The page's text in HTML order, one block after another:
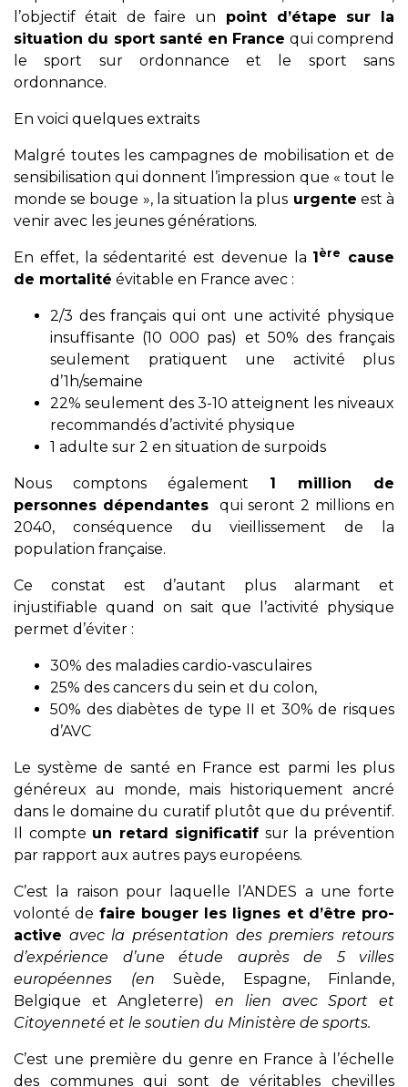
l’objectif était de faire un point d’étape sur la
situation du sport santé en France qui comprend
le sport sur ordonnance et le sport sans
ordonnance.
En voici quelques extraits
Malgré toutes les campagnes de mobilisation et de
sensibilisation qui donnent l’impression que « tout le
monde se bouge », la situation la plus urgente est à
venir avec les jeunes générations.
En effet, la sédentarité est devenue la 1ère
cause
de mortalité évitable en France avec :
2/3 des français qui ont une activité physique
insuffisante (10 000 pas) et 50% des français
seulement pratiquent une activité plus
d’1h/semaine
22% seulement des 3-10 atteignent les niveaux
recommandés d’activité physique
1 adulte sur 2 en situation de surpoids
Nous comptons également 1 million de
personnes dépendantesqui seront 2 millions en
2040, conséquence du vieillissement de la
population française.
Ce constat est d’autant plus alarmant et
injustifiable quand on sait que l’activité physique
permet d’éviter :
30% des maladies cardio-vasculaires
25% des cancers du sein et du colon,
50% des diabètes de type II et 30% de risques
d’AVC
Le système de santé en France est parmi les plus
généreux au monde, mais historiquement ancré
dans le domaine du curatif plutôt que du préventif.
Il compte un retard significatif sur la prévention
par rapport aux autres pays européens.
C’est la raison pour laquelle l’ANDES a une forte
volonté de faire bouger les lignes et d’être pro-
active avec la présentation des premiers retours
d’expérience d’une étude auprès de 5 villes
européennes (en Suède, Espagne, Finlande,
Belgique et Angleterre)en lien avec Sport et
Citoyenneté et le soutien du Ministère de sports.
C’est une première du genre en France à l’échelle
des communes qui sont de véritables chevilles